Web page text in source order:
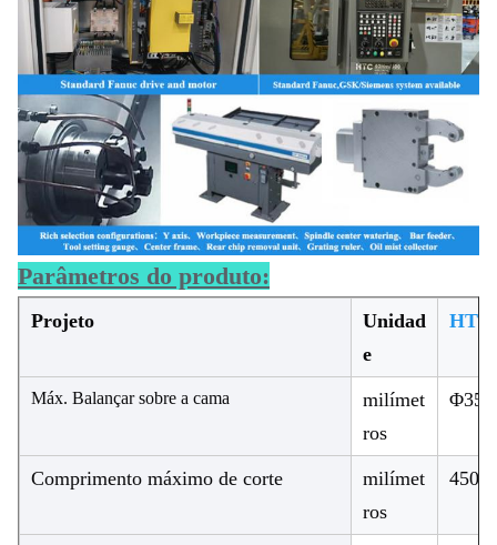
Parâmetros do produto:
Projeto
Unidad
e
HTC
Máx. Balançar sobre a cama
milímet
ros
Φ350
Comprimento máximo de corte
milímet
ros
450